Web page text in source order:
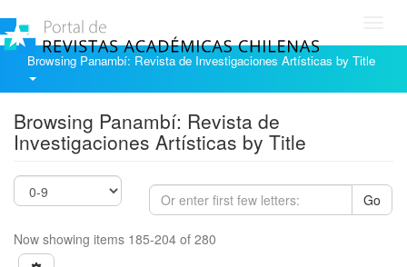
Browsing Panambí: Revista de Investigaciones Artísticas by Title
Browsing Panambí: Revista de
Investigaciones Artísticas by Title
Go
Now showing items 185-204 of 280